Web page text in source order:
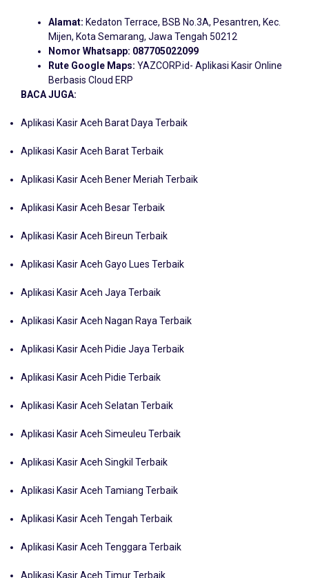
Alamat: Kedaton Terrace, BSB No.3A, Pesantren, Kec.
Mijen, Kota Semarang, Jawa Tengah 50212
Nomor Whatsapp: 087705022099
Rute Google Maps: YAZCORP.id- Aplikasi Kasir Online
Berbasis Cloud ERP
BACA JUGA:
Aplikasi Kasir Aceh Barat Daya Terbaik
Aplikasi Kasir Aceh Barat Terbaik
Aplikasi Kasir Aceh Bener Meriah Terbaik
Aplikasi Kasir Aceh Besar Terbaik
Aplikasi Kasir Aceh Bireun Terbaik
Aplikasi Kasir Aceh Gayo Lues Terbaik
Aplikasi Kasir Aceh Jaya Terbaik
Aplikasi Kasir Aceh Nagan Raya Terbaik
Aplikasi Kasir Aceh Pidie Jaya Terbaik
Aplikasi Kasir Aceh Pidie Terbaik
Aplikasi Kasir Aceh Selatan Terbaik
Aplikasi Kasir Aceh Simeuleu Terbaik
Aplikasi Kasir Aceh Singkil Terbaik
Aplikasi Kasir Aceh Tamiang Terbaik
Aplikasi Kasir Aceh Tengah Terbaik
Aplikasi Kasir Aceh Tenggara Terbaik
Aplikasi Kasir Aceh Timur Terbaik